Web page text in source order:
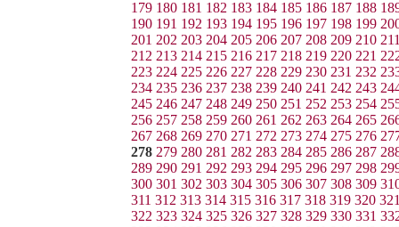
179 180 181 182 183 184 185 186 187 188
190 191 192 193 194 195 196 197 198 199
201 202 203 204 205 206 207 208 209 210
212 213 214 215 216 217 218 219 220 221
223 224 225 226 227 228 229 230 231 232
234 235 236 237 238 239 240 241 242 243
245 246 247 248 249 250 251 252 253 254
256 257 258 259 260 261 262 263 264 265
267 268 269 270 271 272 273 274 275 276
278 279 280 281 282 283 284 285 286 287
289 290 291 292 293 294 295 296 297 298
300 301 302 303 304 305 306 307 308 309
311 312 313 314 315 316 317 318 319 320
322 323 324 325 326 327 328 329 330 331